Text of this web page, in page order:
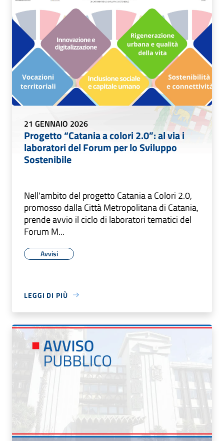
21 GENNAIO 2026
Progetto “Catania a colori 2.0”: al via i
laboratori del Forum per lo Sviluppo
Sostenibile
Nell'ambito del progetto Catania a Colori 2.0,
promosso dalla Città Metropolitana di Catania,
prende avvio il ciclo di laboratori tematici del
Forum M...
Avvisi
LEGGI DI PIÙ